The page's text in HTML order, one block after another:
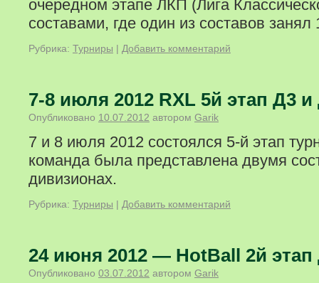
очередном этапе ЛКП (Лига
составами, где один из составов занял
Рубрика: Турниры | Добавить комментарий
7-8 июля 2012 RXL 5й этап Д3 и
Опубликовано 10.07.2012 автором Garik
7 и 8 июля 2012 состоялся 5-й этап
команда была представлена двумя
дивизионах.
Рубрика: Турниры | Добавить комментарий
24 июня 2012 — HotBall 2й этап
Опубликовано 03.07.2012 автором Garik